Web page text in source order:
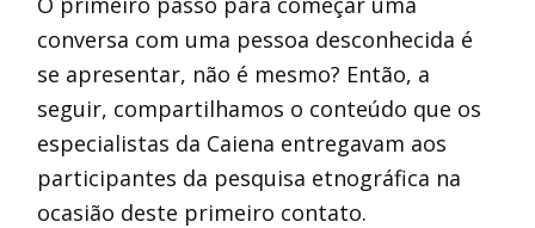
conversa com uma pessoa desconhecida é
se apresentar, não é mesmo? Então, a
seguir, compartilhamos o conteúdo que os
especialistas da Caiena entregavam aos
participantes da pesquisa etnográfica na
ocasião deste primeiro contato.